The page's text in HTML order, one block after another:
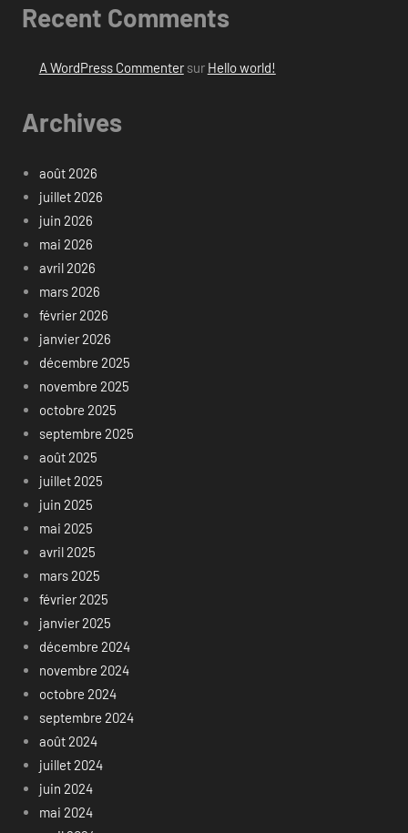
Recent Comments
A WordPress Commentersur Hello world!
Archives
août 2026
juillet 2026
juin 2026
mai 2026
avril 2026
mars 2026
février 2026
janvier 2026
décembre 2025
novembre 2025
octobre 2025
septembre 2025
août 2025
juillet 2025
juin 2025
mai 2025
avril 2025
mars 2025
février 2025
janvier 2025
décembre 2024
novembre 2024
octobre 2024
septembre 2024
août 2024
juillet 2024
juin 2024
mai 2024